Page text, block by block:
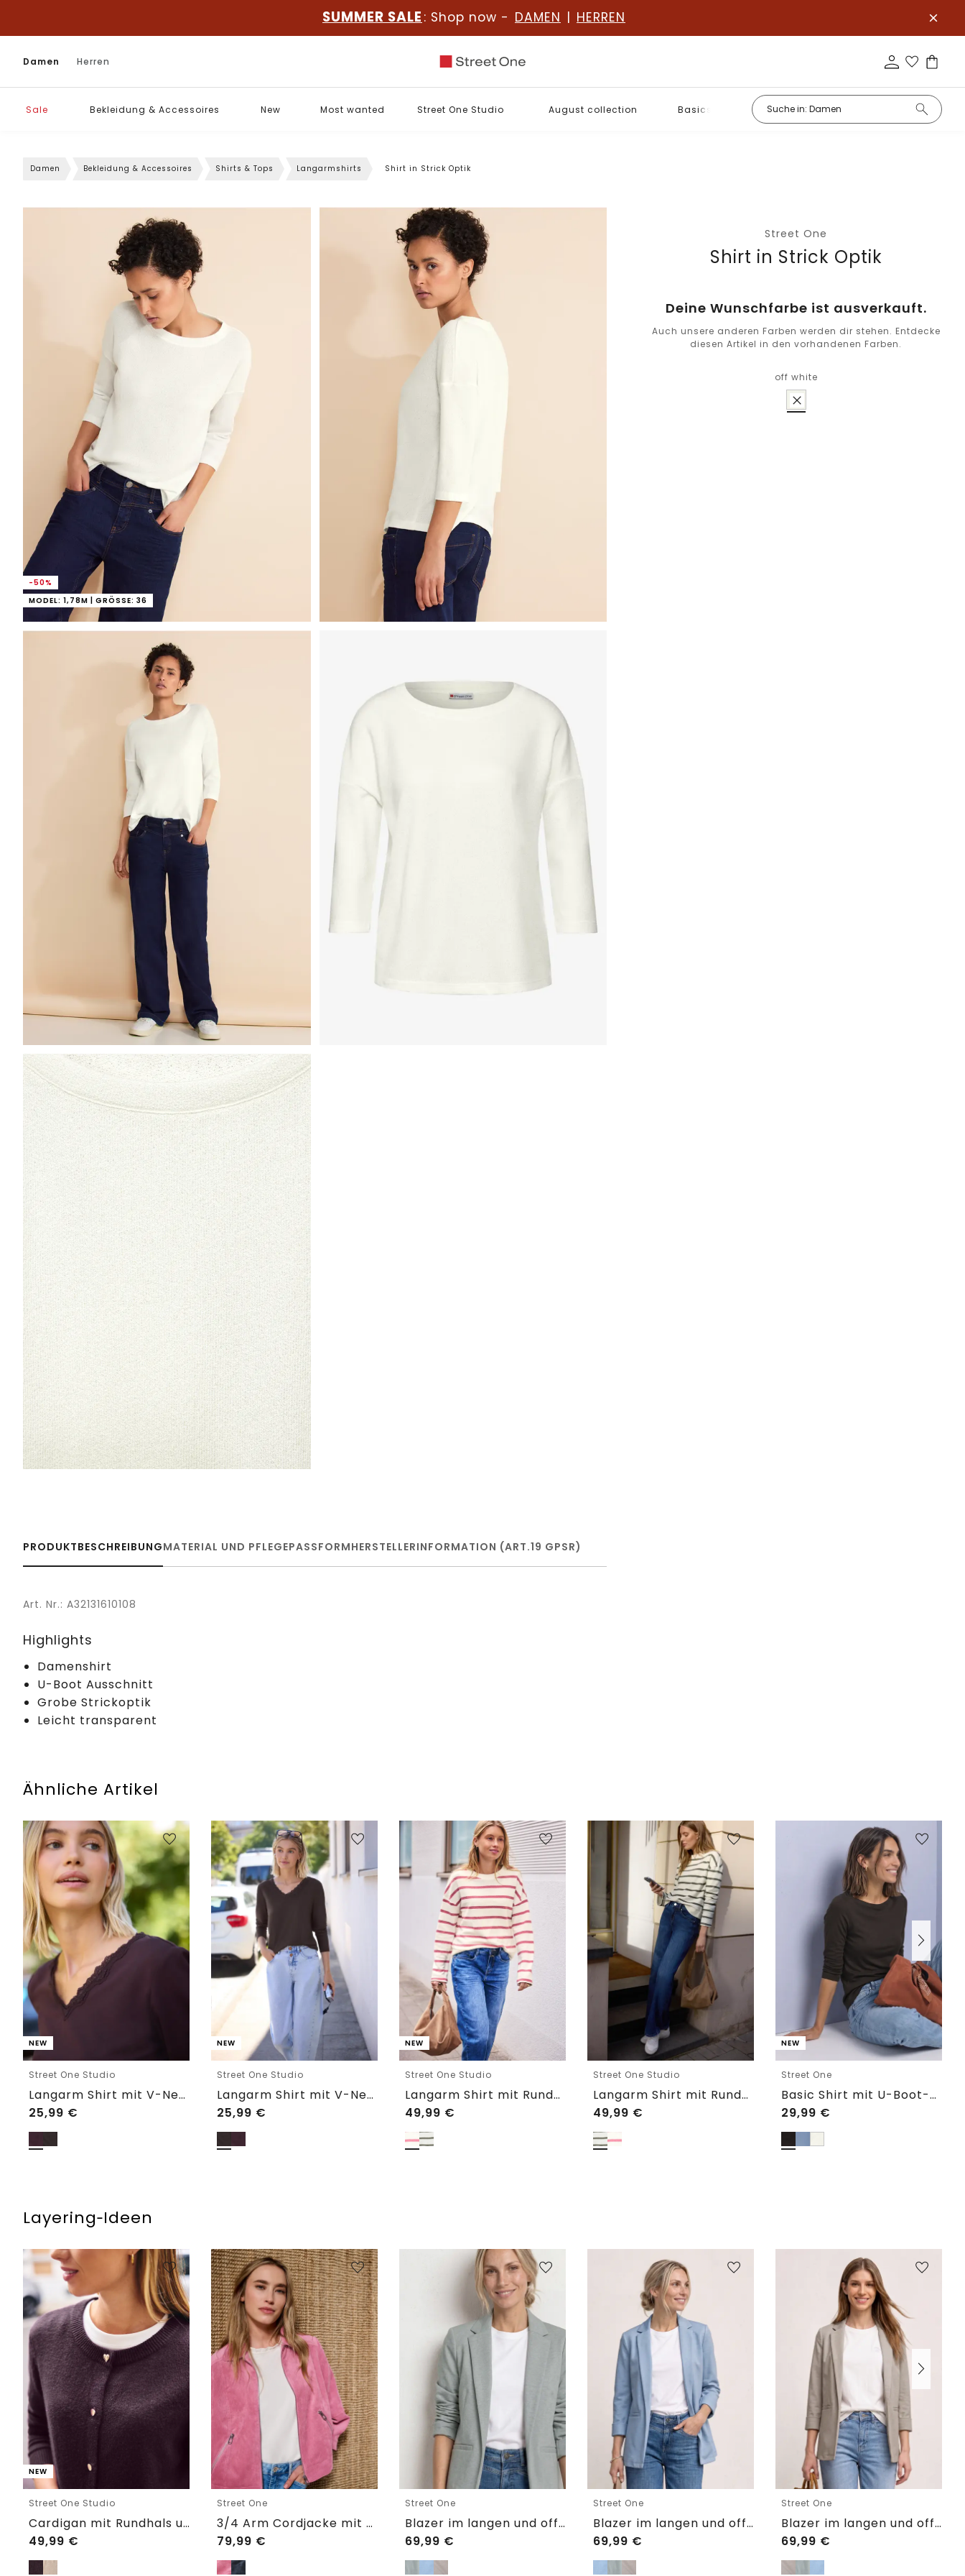
SUMMER SALE : Shop now - DAMEN | HERREN
Damen Herren
Sale Bekleidung & Accessoires New Most wanted Street One Studio August collection Basics
Damen Bekleidung & Accessoires Shirts & Tops Langarmshirts Shirt in Strick Optik
-50%
MODEL: 1,78M | GRÖSSE: 36
Street One
Shirt in Strick Optik
Deine Wunschfarbe ist ausverkauft.
Auch unsere anderen Farben werden dir stehen. Entdecke
diesen Artikel in den vorhandenen Farben.
off white
PRODUKTBESCHREIBUNGMATERIAL UND PFLEGEPASSFORMHERSTELLERINFORMATION (ART.19 GPSR)
Art. Nr.: A32131610108
Highlights
Damenshirt
U-Boot Ausschnitt
Grobe Strickoptik
Leicht transparent
Ähnliche Artikel
NEW
Street One Studio
Langarm Shirt mit V-Neck und Spitze
25,99 €
NEW
Street One Studio
Langarm Shirt mit V-Neck und Spitze
25,99 €
NEW
Street One Studio
Langarm Shirt mit Rundhals im Loose Fit
49,99 €
Street One Studio
Langarm Shirt mit Rundhals im Loose Fit
49,99 €
NEW
Street One
Basic Shirt mit U-Boot-Ausschnitt
29,99 €
Layering‑Ideen
NEW
Street One Studio
Cardigan mit Rundhals und Knöpfen
49,99 €
Street One
3/4 Arm Cordjacke mit Hemdkragen
79,99 €
Street One
Blazer im langen und offenen Schnitt
69,99 €
Street One
Blazer im langen und offenen Schnitt
69,99 €
Street One
Blazer im langen und offenen Schnitt
69,99 €